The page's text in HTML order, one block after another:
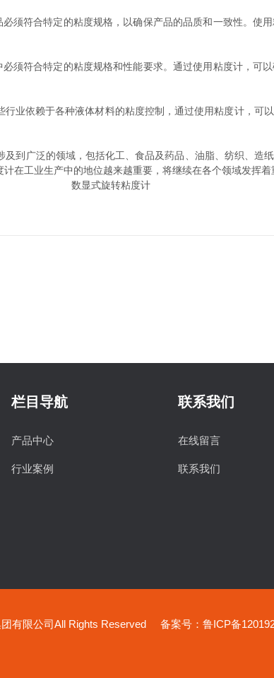
符合特定的粘度规格，以确保产品的品质和一致性。使
符合特定的粘度规格和性能要求。通过使用粘度计，可以
依赖于各种液体材料的粘度控制，通过使用粘度计，可
广泛的领域，包括化工、食品及药品、油脂、纺织、造
在工业生产中的地位越来越重要，将继续在各个领域发挥着
栏目导航
产品中心
行业案例
联系我们
在线留言
联系我们
有限公司All Rights Reserved 备案号：鲁ICP备